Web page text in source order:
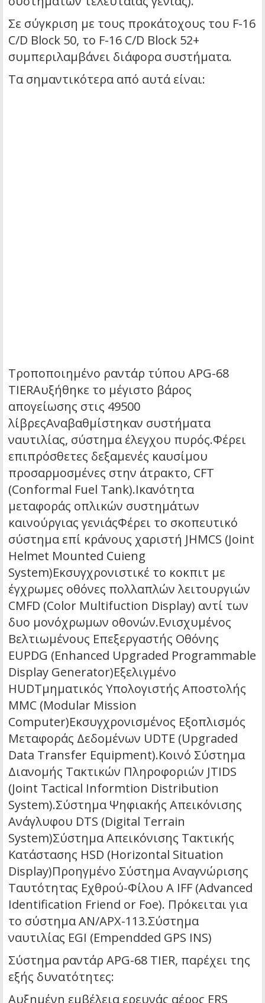
Σε σύγκριση με τους προκάτοχους του F-16
C/D Block 50, το F-16 C/D Block 52+
συμπεριλαμβάνει διάφορα συστήματα.
Τα σημαντικότερα από αυτά είναι:
Τροποποιημένο ραντάρ τύπου APG-68
TIERΑυξήθηκε το μέγιστο βάρος
απογείωσης στις 49500
λίβρεςΑναβαθμίστηκαν συστήματα
ναυτιλίας, σύστημα έλεγχου πυρός.Φέρει
επιπρόσθετες δεξαμενές καυσίμου
προσαρμοσμένες στην άτρακτο, CFT
(Conformal Fuel Tank).Ικανότητα
μεταφοράς οπλικών συστημάτων
καινούργιας γενιάςΦέρει το σκοπευτικό
σύστημα επί κράνους χαριστή JHMCS (Joint
Helmet Mounted Cuieng
System)Εκσυγχρονιστικέ το κοκπιτ με
έγχρωμες οθόνες πολλαπλών λειτουργιών
CMFD (Color Multifuction Display) αντί των
δυο μονόχρωμων οθονών.Ενισχυμένος
Βελτιωμένους Επεξεργαστής Οθόνης
EUPDG (Enhanced Upgraded Programmable
Display Generator)Εξελιγμένο
HUDΤμηματικός Υπολογιστής Αποστολής
MMC (Modular Mission
Computer)Εκσυγχρονισμένος Εξοπλισμός
Μεταφοράς Δεδομένων UDTE (Upgraded
Data Transfer Equipment).Κοινό Σύστημα
Διανομής Τακτικών Πληροφοριών JTIDS
(Joint Tactical Informtion Distribution
System).Σύστημα Ψηφιακής Απεικόνισης
Ανάγλυφου DTS (Digital Terrain
System)Σύστημα Απεικόνισης Τακτικής
Κατάστασης HSD (Horizontal Situation
Display)Προηγμένο Σύστημα Αναγνώρισης
Ταυτότητας Εχθρού-Φίλου A IFF (Advanced
Identification Friend or Foe). Πρόκειται για
το σύστημα AN/APX-113.Σύστημα
ναυτιλίας EGI (Empendded GPS INS)
Σύστημα ραντάρ APG-68 TIER, παρέχει της
εξής δυνατότητες:
Αυξημένη εμβέλεια ερευνάς αέρος ERS